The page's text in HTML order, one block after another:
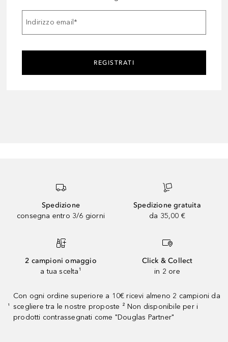
Indirizzo email*
REGISTRATI
Spedizione
consegna entro 3/6 giorni
Spedizione gratuita
da 35,00 €
2 campioni omaggio
a tua scelta¹
Click & Collect
in 2 ore
¹
Con ogni ordine superiore a 10€ ricevi almeno 2 campioni da
scegliere tra le nostre proposte ² Non disponibile per i
prodotti contrassegnati come "Douglas Partner"